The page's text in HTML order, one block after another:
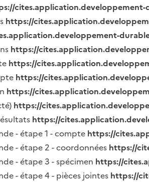
https://
https://
https://
https://
https://
https://
https://
- étape 1 - compte https://
- étape 2 - coordonnées https://
- étape 3 - spécimen https://
- étape 4 - pièces jointes https://